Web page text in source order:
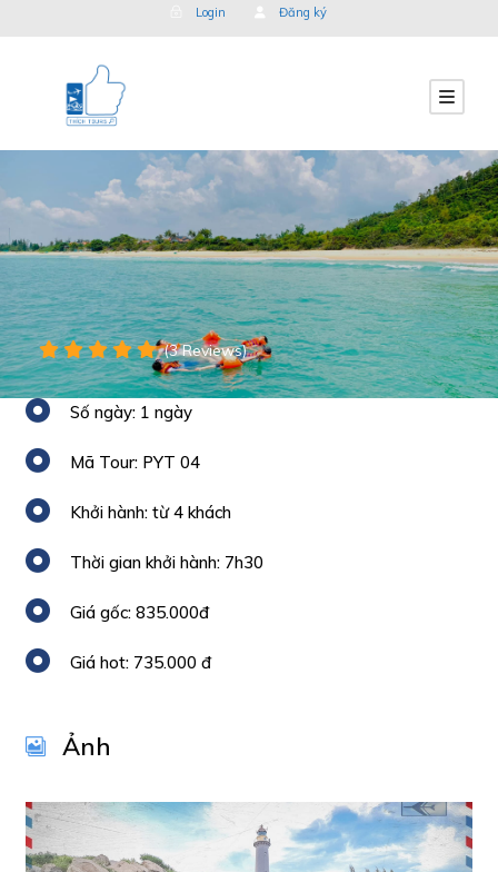
Login Đăng ký
(3 Reviews)
Số ngày: 1 ngày
Mã Tour: PYT 04
Khởi hành: từ 4 khách
Thời gian khởi hành: 7h30
Giá gốc: 835.000đ
Giá hot: 735.000 đ
Ảnh